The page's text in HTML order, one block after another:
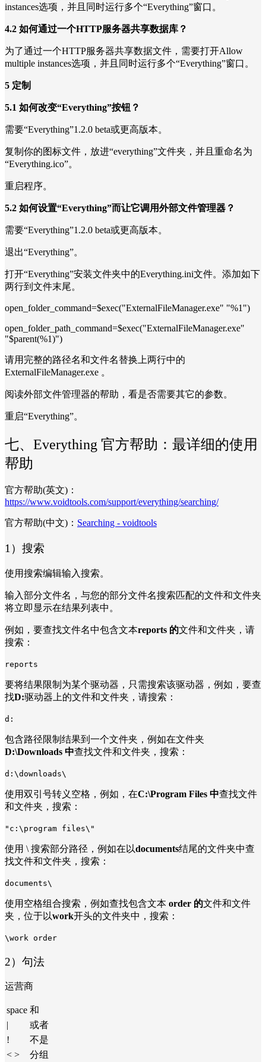
instances选项，并且同时运行多个“Everything”窗口。
4.2 如何通过一个HTTP服务器共享数据库？
为了通过一个HTTP服务器共享数据文件，需要打开Allow
multiple instances选项，并且同时运行多个“Everything”窗口。
5 定制
5.1 如何改变“Everything”按钮？
需要“Everything”1.2.0 beta或更高版本。
复制你的图标文件，放进“everything”文件夹，并且重命名为
“Everything.ico”。
重启程序。
5.2 如何设置“Everything”而让它调用外部文件管理器？
需要“Everything”1.2.0 beta或更高版本。
退出“Everything”。
打开“Everything”安装文件夹中的Everything.ini文件。添加如下
两行到文件末尾。
open_folder_command=$exec("ExternalFileManager.exe" "%1")
open_folder_path_command=$exec("ExternalFileManager.exe"
"$parent(%1)")
请用完整的路径名和文件名替换上两行中的
ExternalFileManager.exe 。
阅读外部文件管理器的帮助，看是否需要其它的参数。
重启“Everything”。
七、Everything 官方帮助：最详细的使用
帮助
官方帮助(英文)：
https://www.voidtools.com/support/everything/searching/
官方帮助(中文)： Searching - voidtools
1）搜索
使用搜索编辑输入搜索。
输入部分文件名，与您的部分文件名搜索匹配的文件和文件夹
将立即显示在结果列表中。
例如，要查找文件名中包含文本reports 的文件和文件夹，请
搜索：
reports
要将结果限制为某个驱动器，只需搜索该驱动器，例如，要查
找D:驱动器上的文件和文件夹，请搜索：
d:
包含路径限制结果到一个文件夹，例如在文件夹
D:\Downloads 中查找文件和文件夹，搜索：
d:\downloads\
使用双引号转义空格，例如，在C:\Program Files 中查找文件
和文件夹，搜索：
"c:\program files\"
使用 \ 搜索部分路径，例如在以documents结尾的文件夹中查
找文件和文件夹，搜索：
documents\
使用空格组合搜索，例如查找包含文本 order 的文件和文件
夹，位于以work开头的文件夹中，搜索：
\work order
2）句法
运营商
space 和
|
或者
!
不是
< >
分组